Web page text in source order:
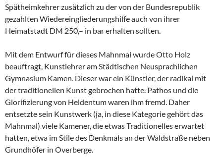
Spätheimkehrer zusätzlich zu der von der Bundesrepublik
gezahlten Wiedereingliederungshilfe auch von ihrer
Heimatstadt DM 250,– in bar erhalten sollten.
Mit dem Entwurf für dieses Mahnmal wurde Otto Holz
beauftragt, Kunstlehrer am Städtischen Neusprachlichen
Gymnasium Kamen. Dieser war ein Künstler, der radikal mit
der traditionellen Kunst gebrochen hatte. Pathos und die
Glorifizierung von Heldentum waren ihm fremd. Daher
entsetzte sein Kunstwerk (ja, in diese Kategorie gehört das
Mahnmal) viele Kamener, die etwas Traditionelles erwartet
hatten, etwa im Stile des Denkmals an der Waldstraße neben
Grundhöfer in Overberge.